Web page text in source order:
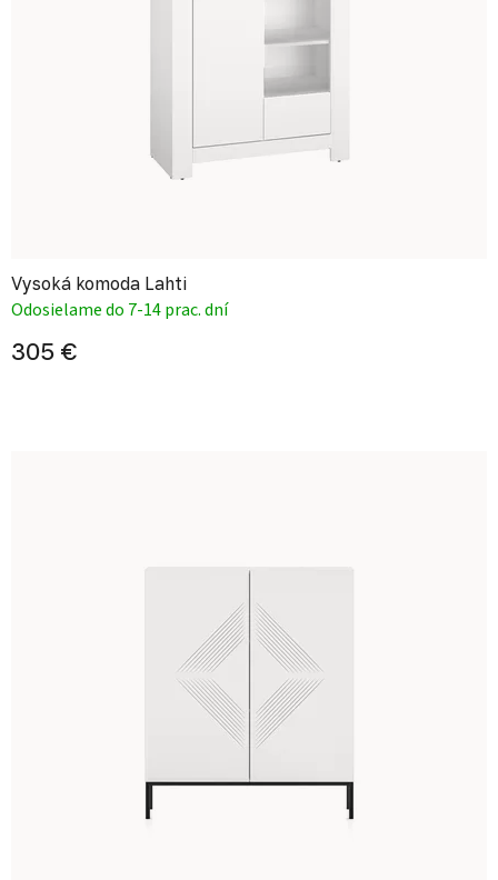
Vysoká komoda Lahti
Odosielame do 7-14 prac. dní
305 €